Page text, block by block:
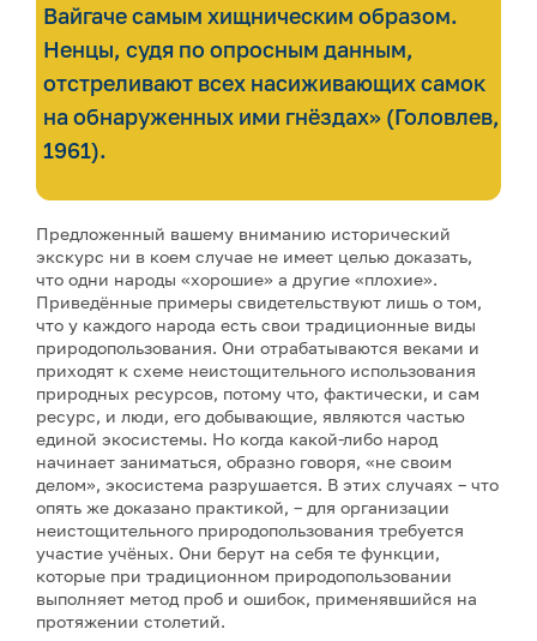
Вайгаче самым хищническим образом.
Ненцы, судя по опросным данным,
отстреливают всех насиживающих самок
на обнаруженных ими гнёздах» (Головлев,
1961).
Предложенный вашему вниманию исторический
экскурс ни в коем случае не имеет целью доказать,
что одни народы «хорошие» а другие «плохие».
Приведённые примеры свидетельствуют лишь о том,
что у каждого народа есть свои традиционные виды
природопользования. Они отрабатываются веками и
приходят к схеме неистощительного использования
природных ресурсов, потому что, фактически, и сам
ресурс, и люди, его добывающие, являются частью
единой экосистемы. Но когда какой-либо народ
начинает заниматься, образно говоря, «не своим
делом», экосистема разрушается. В этих случаях – что
опять же доказано практикой, – для организации
неистощительного природопользования требуется
участие учёных. Они берут на себя те функции,
которые при традиционном природопользовании
выполняет метод проб и ошибок, применявшийся на
протяжении столетий.